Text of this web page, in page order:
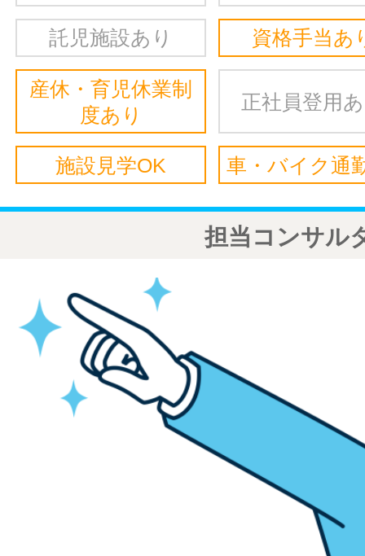
託児施設あり 資格手当あ
産休・育児休業制
度あり
正社員登用
施設見学OK 車・バイク通
担当コンサル